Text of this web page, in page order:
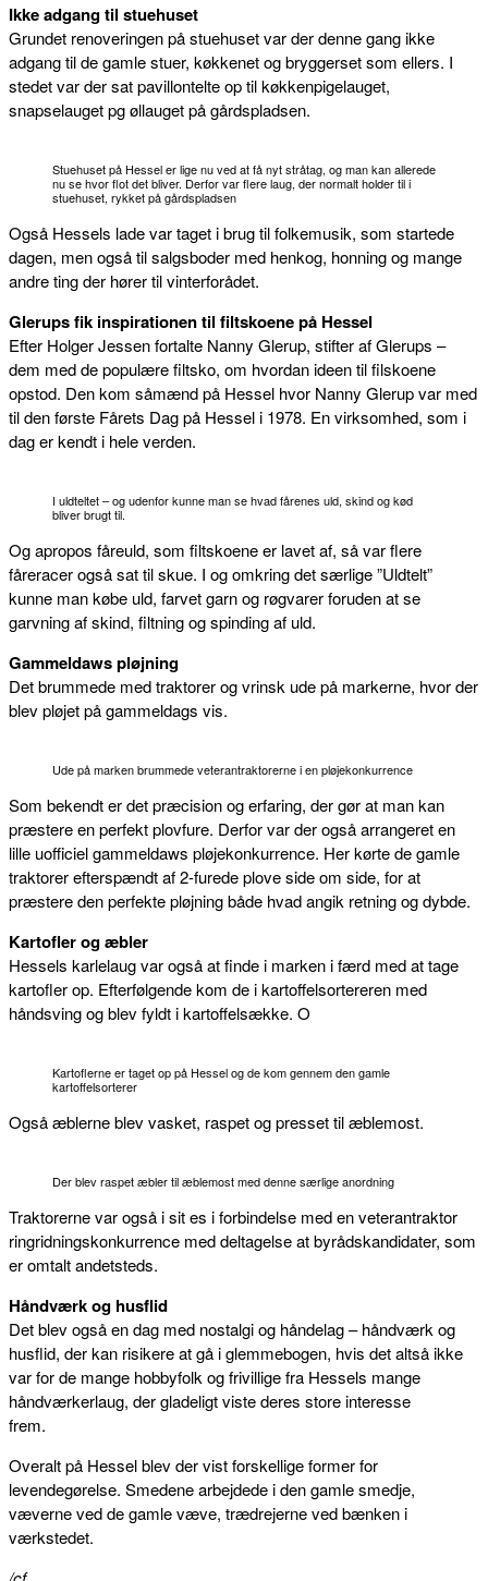
Ikke adgang til stuehuset
Grundet renoveringen på stuehuset var der denne gang ikke
adgang til de gamle stuer, køkkenet og bryggerset som ellers. I
stedet var der sat pavillontelte op til køkkenpigelauget,
snapselauget pg øllauget på gårdspladsen.
Stuehuset på Hessel er lige nu ved at få nyt stråtag, og man kan allerede
nu se hvor flot det bliver. Derfor var flere laug, der normalt holder til i
stuehuset, rykket på gårdspladsen
Også Hessels lade var taget i brug til folkemusik, som startede
dagen, men også til salgsboder med henkog, honning og mange
andre ting der hører til vinterforådet.
Glerups fik inspirationen til filtskoene på Hessel
Efter Holger Jessen fortalte Nanny Glerup, stifter af Glerups –
dem med de populære filtsko, om hvordan ideen til filskoene
opstod. Den kom såmænd på Hessel hvor Nanny Glerup var med
til den første Fårets Dag på Hessel i 1978. En virksomhed, som i
dag er kendt i hele verden.
I uldteltet – og udenfor kunne man se hvad fårenes uld, skind og kød
bliver brugt til.
Og apropos fåreuld, som filtskoene er lavet af, så var flere
fåreracer også sat til skue. I og omkring det særlige ”Uldtelt”
kunne man købe uld, farvet garn og røgvarer foruden at se
garvning af skind, filtning og spinding af uld.
Gammeldaws pløjning
Det brummede med traktorer og vrinsk ude på markerne, hvor der
blev pløjet på gammeldags vis.
Ude på marken brummede veterantraktorerne i en pløjekonkurrence
Som bekendt er det præcision og erfaring, der gør at man kan
præstere en perfekt plovfure. Derfor var der også arrangeret en
lille uofficiel gammeldaws pløjekonkurrence. Her kørte de gamle
traktorer efterspændt af 2-furede plove side om side, for at
præstere den perfekte pløjning både hvad angik retning og dybde.
Kartofler og æbler
Hessels karlelaug var også at finde i marken i færd med at tage
kartofler op. Efterfølgende kom de i kartoffelsortereren med
håndsving og blev fyldt i kartoffelsække. O
Kartoflerne er taget op på Hessel og de kom gennem den gamle
kartoffelsorterer
Også æblerne blev vasket, raspet og presset til æblemost.
Der blev raspet æbler til æblemost med denne særlige anordning
Traktorerne var også i sit es i forbindelse med en veterantraktor
ringridningskonkurrence med deltagelse at byrådskandidater, som
er omtalt andetsteds.
Håndværk og husflid
Det blev også en dag med nostalgi og håndelag – håndværk og
husflid, der kan risikere at gå i glemmebogen, hvis det altså ikke
var for de mange hobbyfolk og frivillige fra Hessels mange
håndværkerlaug, der gladeligt viste deres store interesse
frem.
Overalt på Hessel blev der vist forskellige former for
levendegørelse. Smedene arbejdede i den gamle smedje,
væverne ved de gamle væve, trædrejerne ved bænken i
værkstedet.